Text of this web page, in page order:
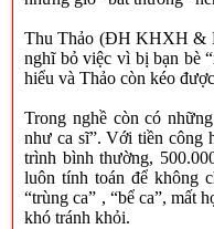
Thu Thảo (ĐH KHXH &
nghĩ bỏ việc vì bị bạn bè
hiểu và Thảo còn kéo
Trong nghề còn có
như ca sĩ”. Với tiền công
trình bình thường,
luôn tính toán để không
“trùng ca” , “bể ca”, mất
khó tránh khỏi.